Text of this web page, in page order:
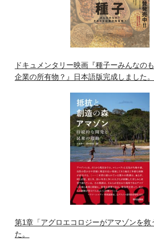
ドキュメンタリー映画『種子ーみんなの
企業の所有物？』日本語版完成しました。
第1章「アグロエコロジーがアマゾンを救
た。